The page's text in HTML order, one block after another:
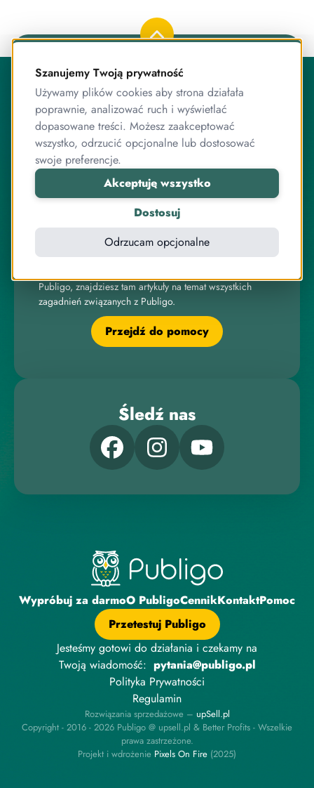
O Publigo
Publigo to rozwiązanie opracowane przez stabilny
zespół przyjaciół, którzy jednocześnie są ekspertami od
programowania.
Pracujemy razem od lat, zarówno przy systemie
sprzedaży kursów, jak i wielu innych projektach
związanych z internetem, IT, elektroniką czy sprzedażą
Pomoc
Publigo, znajdziesz tam artykuły na temat wszystkich
zagadnień związanych z Publigo.
Przejdź do pomocy
Śledź nas
Wypróbuj za darmoO PubligoCennikKontaktPomoc
Przetestuj Publigo
Jesteśmy gotowi do działania i czekamy na
Twoją wiadomość: pytania@publigo.pl
Polityka Prywatności
Regulamin
Rozwiązania sprzedażowe – upSell.pl
Copyright - 2016 - 2026 Publigo @ upsell.pl & Better Profits - Wszelkie
prawa zastrzeżone.
Projekt i wdrożenie Pixels On Fire (2025)
Szanujemy Twoją prywatność
Używamy plików cookies aby strona działała
poprawnie, analizować ruch i wyświetlać
dopasowane treści. Możesz zaakceptować
wszystko, odrzucić opcjonalne lub dostosować
swoje preferencje.
Akceptuję wszystko
Dostosuj
Odrzucam opcjonalne